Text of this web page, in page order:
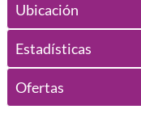
Ubicación
Estadísticas
Ofertas